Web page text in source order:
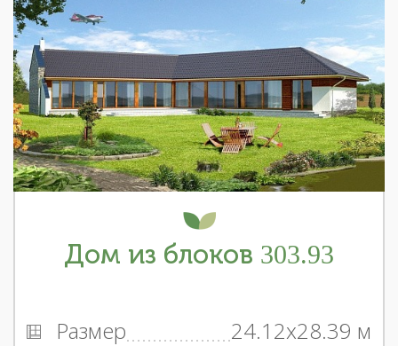
Дом из блоков 303.93
Размер
24.12x28.39 м